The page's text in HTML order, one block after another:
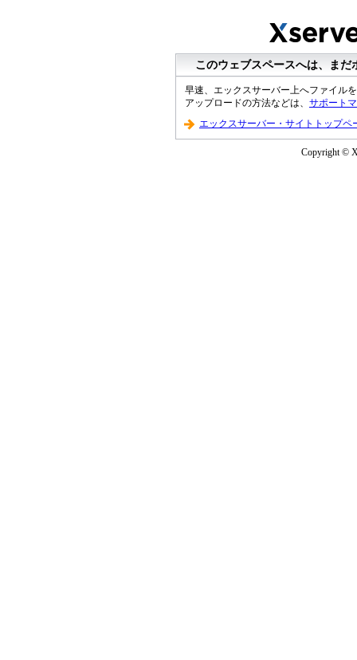
このウェブスペースへは、ま
早速、エックスサーバー上へファイル
アップロードの方法などは、 サポート
エックスサーバー・サイトトップペ
Copyright ©